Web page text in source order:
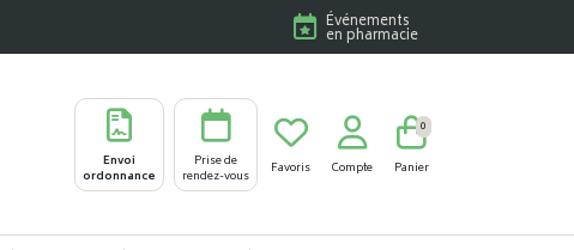
Événements
en pharmacie
Envoi
ordonnance
Prise de
rendez-vous
Favoris Compte Panier
0